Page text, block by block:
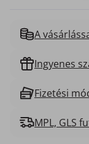
A
Ingyenes
Fizetési
MPL, GLS